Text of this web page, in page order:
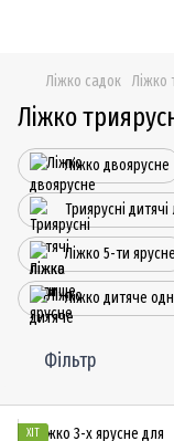
Ліжко садок Ліжко
Ліжко
Ліжко двоярусне
Триярусні
Ліжко 5-ти ярусне
Ліжко дитяче
Фільтр
ХІТ